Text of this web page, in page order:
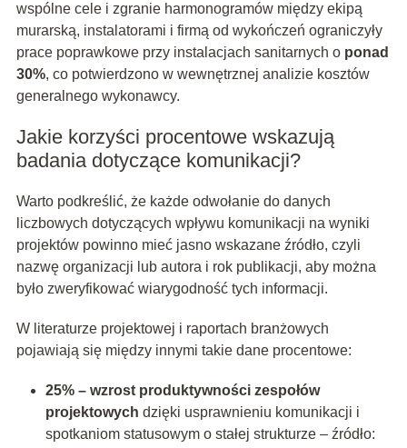
wspólne cele i zgranie harmonogramów między ekipą
murarską, instalatorami i firmą od wykończeń ograniczyły
prace poprawkowe przy instalacjach sanitarnych o ponad
30%, co potwierdzono w wewnętrznej analizie kosztów
generalnego wykonawcy.
Jakie korzyści procentowe wskazują
badania dotyczące komunikacji?
Warto podkreślić, że każde odwołanie do danych
liczbowych dotyczących wpływu komunikacji na wyniki
projektów powinno mieć jasno wskazane źródło, czyli
nazwę organizacji lub autora i rok publikacji, aby można
było zweryfikować wiarygodność tych informacji.
W literaturze projektowej i raportach branżowych
pojawiają się między innymi takie dane procentowe:
25% – wzrost produktywności zespołów
projektowych dzięki usprawnieniu komunikacji i
spotkaniom statusowym o stałej strukturze – źródło: